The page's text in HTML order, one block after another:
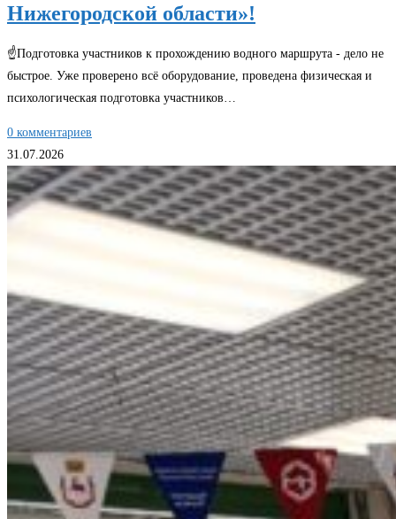
Нижегородской области»!
☝Подготовка участников к прохождению водного маршрута - дело не
быстрое. Уже проверено всё оборудование, проведена физическая и
психологическая подготовка участников…
0 комментариев
31.07.2026